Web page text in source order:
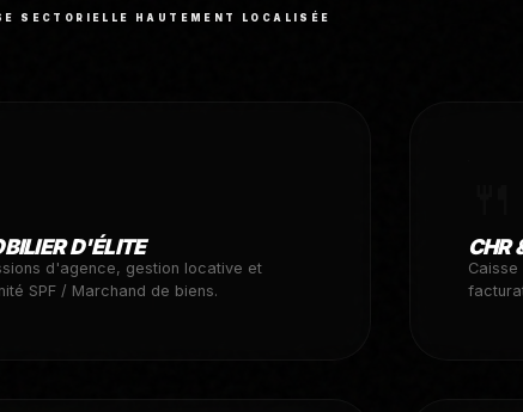
SECTORIELLE HAUTEMENT LOCALISÉE
D'ÉLITE
d'agence, gestion locative et
SPF / Marchand de biens.
CHR